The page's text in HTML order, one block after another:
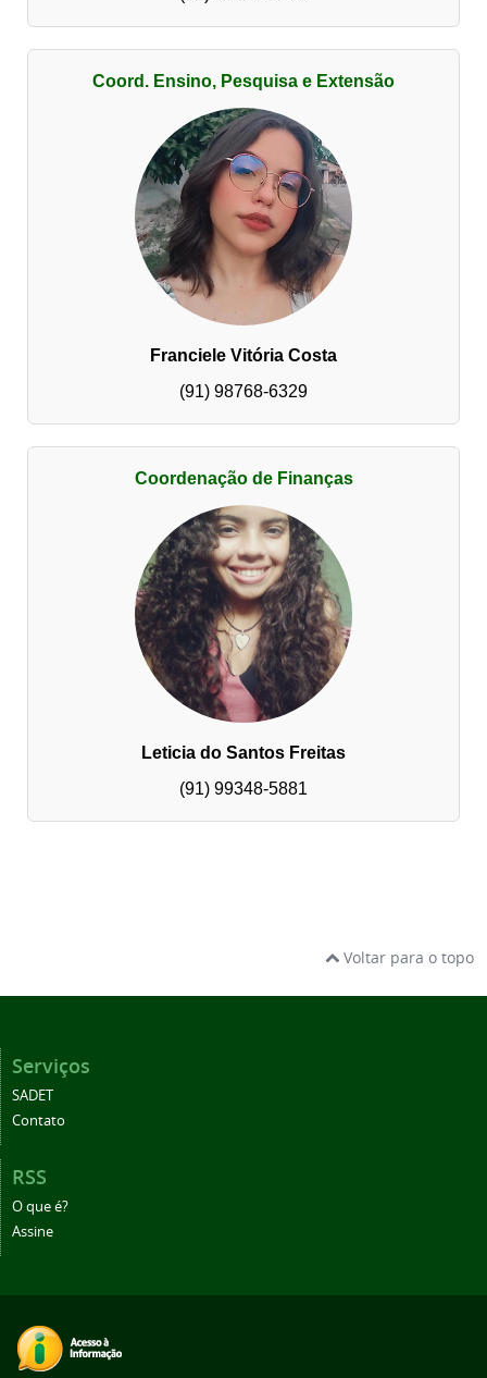
Coord. Ensino, Pesquisa e Extensão
Franciele Vitória Costa
(91) 98768-6329
Coordenação de Finanças
Leticia do Santos Freitas
(91) 99348-5881
Voltar para o topo
Serviços
SADET
Contato
RSS
O que é?
Assine